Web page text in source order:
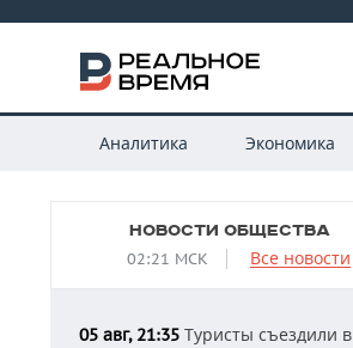
Аналитика Экономика
НОВОСТИ ОБЩЕСТВА
02:21 МСК Все новости
05 авг, 21:35 Туристы съездили в